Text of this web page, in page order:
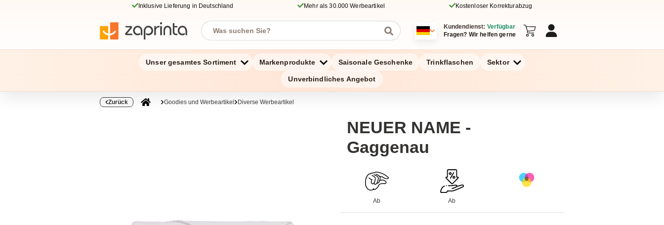
Inklusive Lieferung in Deutschland Mehr als 30.000 Werbeartikel Kostenloser Korrekturabzug
Kundendienst: Verfügbar
Fragen? Wir helfen gerne
Unser gesamtes Sortiment Markenprodukte Saisonale Geschenke Trinkflaschen Sektor
Unverbindliches Angebot
Zurück Goodies und Werbeartikel Diverse Werbeartikel
NEUER NAME -
Gaggenau
Ab Ab